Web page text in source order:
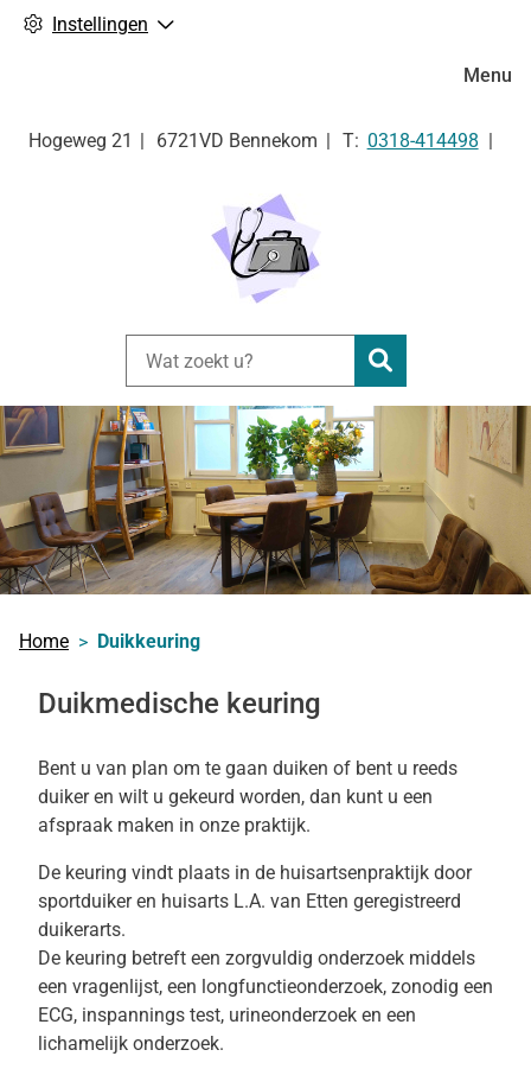
Instellingen
Hogeweg 21 6721VD Bennekom Tel:
0318-414498
Zoeken
Menu
Home Duikkeuring
Duikmedische keuring
Bent u van plan om te gaan duiken of bent u reeds
duiker en wilt u gekeurd worden, dan kunt u een
afspraak maken in onze praktijk.
De keuring vindt plaats in de huisartsenpraktijk door
sportduiker en huisarts L.A. van Etten geregistreerd
duikerarts.
De keuring betreft een zorgvuldig onderzoek middels
een vragenlijst, een longfunctieonderzoek, zonodig een
ECG, inspannings test, urineonderzoek en een
lichamelijk onderzoek.